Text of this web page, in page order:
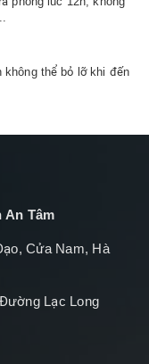
không thể bỏ lỡ khi đến
An Tâm
Cửa Nam, Hà
Lạc Long